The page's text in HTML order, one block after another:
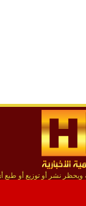
نشر أو توزيع أو طبع